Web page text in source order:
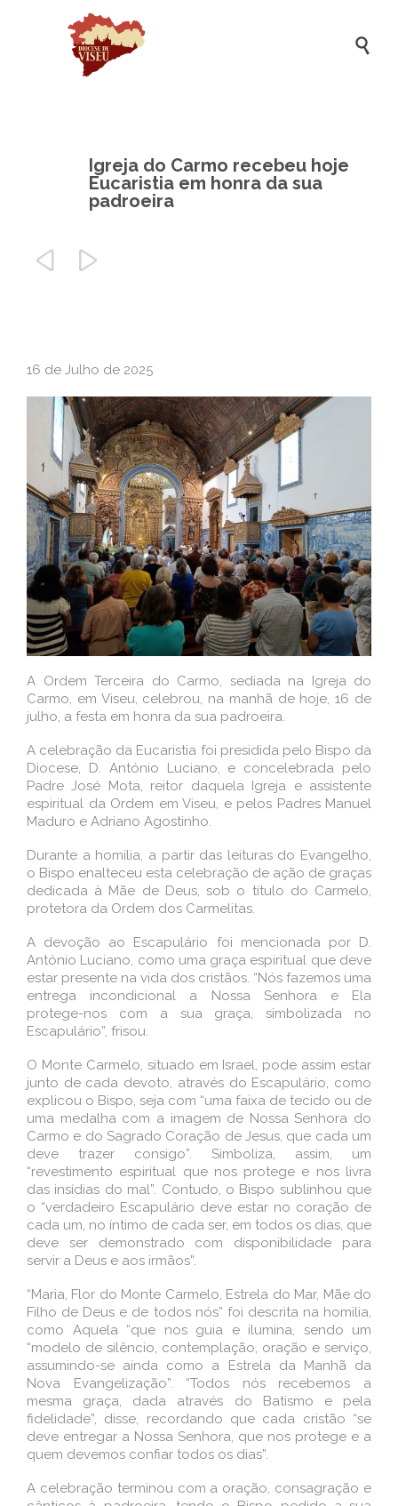

Igreja do Carmo recebeu hoje
Eucaristia em honra da sua
padroeira
 
16 de Julho de 2025
A Ordem Terceira do Carmo, sediada na Igreja do
Carmo, em Viseu, celebrou, na manhã de hoje, 16 de
julho, a festa em honra da sua padroeira.
A celebração da Eucaristia foi presidida pelo Bispo da
Diocese, D. António Luciano, e concelebrada pelo
Padre José Mota, reitor daquela Igreja e assistente
espiritual da Ordem em Viseu, e pelos Padres Manuel
Maduro e Adriano Agostinho.
Durante a homilia, a partir das leituras do Evangelho,
o Bispo enalteceu esta celebração de ação de graças
dedicada à Mãe de Deus, sob o título do Carmelo,
protetora da Ordem dos Carmelitas.
A devoção ao Escapulário foi mencionada por D.
António Luciano, como uma graça espiritual que deve
estar presente na vida dos cristãos. “Nós fazemos uma
entrega incondicional a Nossa Senhora e Ela
protege-nos com a sua graça, simbolizada no
Escapulário”, frisou.
O Monte Carmelo, situado em Israel, pode assim estar
junto de cada devoto, através do Escapulário, como
explicou o Bispo, seja com “uma faixa de tecido ou de
uma medalha com a imagem de Nossa Senhora do
Carmo e do Sagrado Coração de Jesus, que cada um
deve trazer consigo”. Simboliza, assim, um
“revestimento espiritual que nos protege e nos livra
das insídias do mal”. Contudo, o Bispo sublinhou que
o “verdadeiro Escapulário deve estar no coração de
cada um, no íntimo de cada ser, em todos os dias, que
deve ser demonstrado com disponibilidade para
servir a Deus e aos irmãos”.
“Maria, Flor do Monte Carmelo, Estrela do Mar, Mãe do
Filho de Deus e de todos nós” foi descrita na homilia,
como Aquela “que nos guia e ilumina, sendo um
“modelo de silêncio, contemplação, oração e serviço,
assumindo-se ainda como a Estrela da Manhã da
Nova Evangelização”. “Todos nós recebemos a
mesma graça, dada através do Batismo e pela
fidelidade”, disse, recordando que cada cristão “se
deve entregar a Nossa Senhora, que nos protege e a
quem devemos confiar todos os dias”.
A celebração terminou com a oração, consagração e